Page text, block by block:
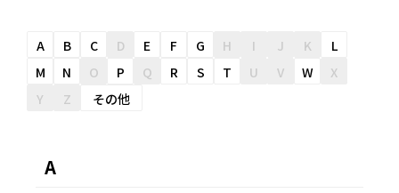
友だち追加
「ポップなカラーで見せる夏のカジュアルコーデ」 店舗限定
A B C D E F G H I J K
L
M
N O P Q R S T U V W
X
Y
Z その他
A